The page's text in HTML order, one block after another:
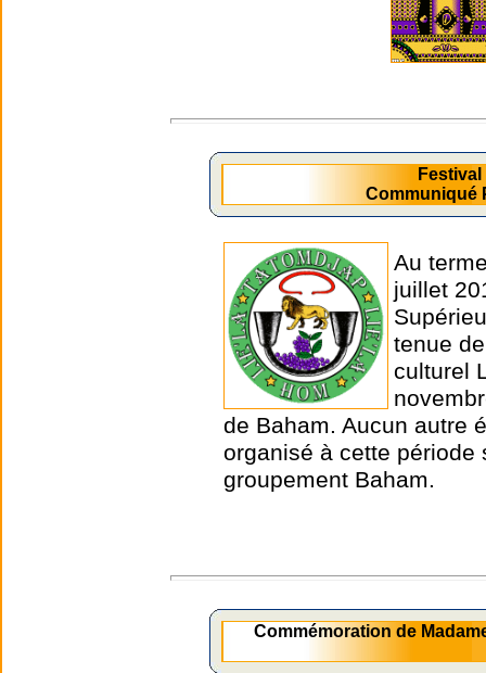
Festival
Communiqué
Au
juillet
tenue
culturel
de Baham. Aucun autre
organisé à cette période
groupement Baham.
Commémoration de